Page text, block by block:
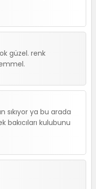
güzel. renk
ya bu arada
bakıcıları kulubunu